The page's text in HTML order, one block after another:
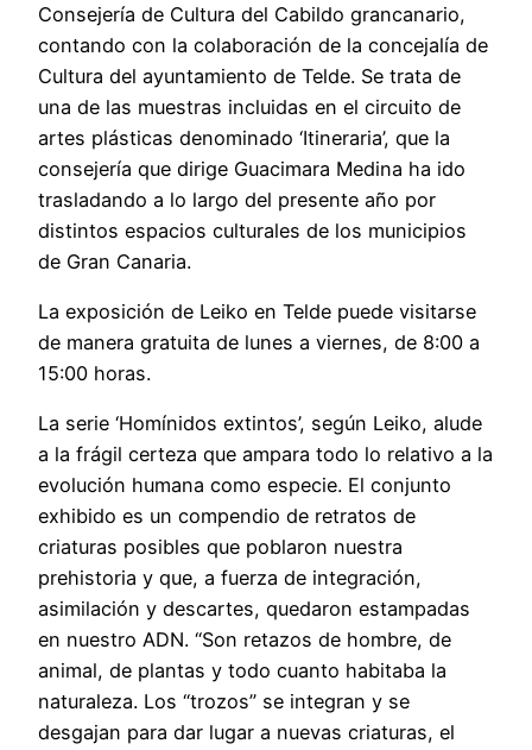
Consejería de Cultura del Cabildo grancanario,
contando con la colaboración de la concejalía de
Cultura del ayuntamiento de Telde. Se trata de
una de las muestras incluidas en el circuito de
artes plásticas denominado ‘Itineraria’, que la
consejería que dirige Guacimara Medina ha ido
trasladando a lo largo del presente año por
distintos espacios culturales de los municipios
de Gran Canaria.
La exposición de Leiko en Telde puede visitarse
de manera gratuita de lunes a viernes, de 8:00 a
15:00 horas.
La serie ‘Homínidos extintos’, según Leiko, alude
a la frágil certeza que ampara todo lo relativo a la
evolución humana como especie. El conjunto
exhibido es un compendio de retratos de
criaturas posibles que poblaron nuestra
prehistoria y que, a fuerza de integración,
asimilación y descartes, quedaron estampadas
en nuestro ADN. “Son retazos de hombre, de
animal, de plantas y todo cuanto habitaba la
naturaleza. Los “trozos” se integran y se
desgajan para dar lugar a nuevas criaturas, el